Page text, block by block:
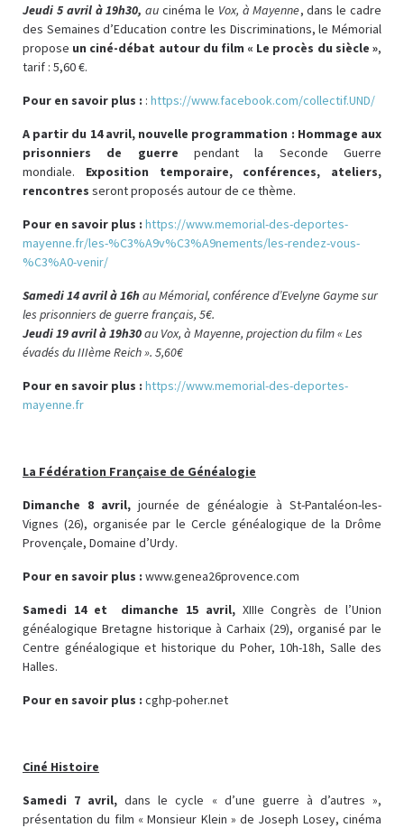
Jeudi 5 avril à 19h30, au cinéma le Vox, à Mayenne, dans le cadre
des Semaines d’Education contre les Discriminations, le Mémorial
propose un ciné-débat autour du film « Le procès du siècle »,
tarif : 5,60 €.
Pour en savoir plus : : https://www.facebook.com/collectif.UND/
A partir du 14 avril, nouvelle programmation : Hommage aux
prisonniers de guerre
pendant la Seconde Guerre
mondiale. Exposition temporaire, conférences, ateliers,
rencontres seront proposés autour de ce thème.
Pour en savoir plus : https://www.memorial-des-deportes-
mayenne.fr/les-%C3%A9v%C3%A9nements/les-rendez-vous-
%C3%A0-venir/
Samedi 14 avril à 16h au Mémorial, conférence d’Evelyne Gayme sur
les prisonniers de guerre français, 5€.
Jeudi 19 avrilà 19h30au Vox, à Mayenne, projection du film « Les
évadés du IIIème Reich ». 5,60€
Pour en savoir plus : https://www.memorial-des-deportes-
mayenne.fr
La Fédération Française de Généalogie
Dimanche 8 avril,journée de généalogie à St-Pantaléon-les-
Vignes (26), organisée par le Cercle généalogique de la Drôme
Provençale, Domaine d’Urdy.
Pour en savoir plus : www.genea26provence.com
Samedi 14 et dimanche 15 avril, XIIIe Congrès de l’Union
généalogique Bretagne historique à Carhaix (29), organisé par le
Centre généalogique et historique du Poher, 10h-18h, Salle des
Halles.
Pour en savoir plus : cghp-poher.net
Ciné Histoire
Samedi 7 avril,dans le cycle « d’une guerre à d’autres »,
présentation du film « Monsieur Klein » de Joseph Losey, cinéma